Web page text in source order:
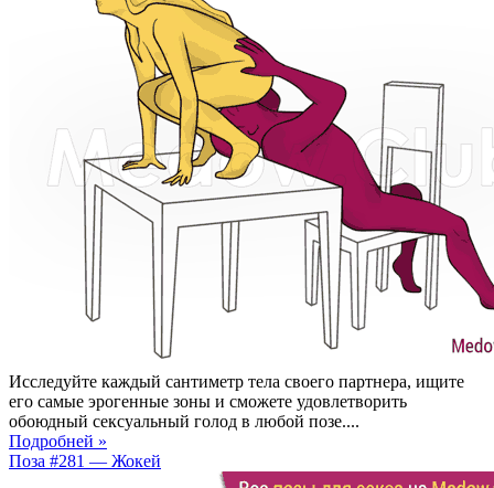
Исследуйте каждый сантиметр тела своего партнера, ищите
его самые эрогенные зоны и сможете удовлетворить
обоюдный сексуальный голод в любой позе....
Подробней »
Поза #281 — Жокей